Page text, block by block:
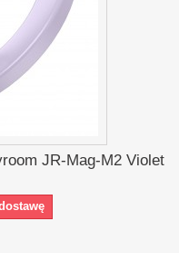
JR-Mag-M2 Violet